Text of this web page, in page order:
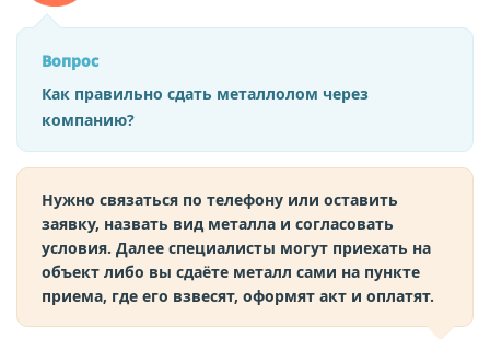
Вопрос
Как правильно сдать металлолом через
компанию?
Нужно связаться по телефону или оставить
заявку, назвать вид металла и согласовать
условия. Далее специалисты могут приехать на
объект либо вы сдаёте металл сами на пункте
приема, где его взвесят, оформят акт и оплатят.